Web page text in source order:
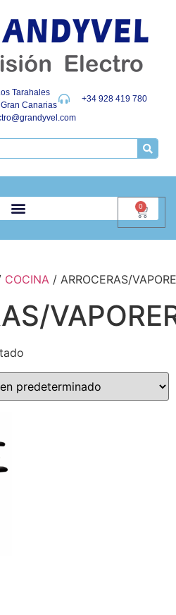
Tarahales
Canarias
+34 928 419 780
0
COCINA / ARROCERAS/